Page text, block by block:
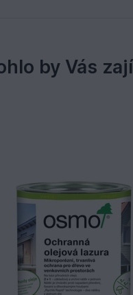
by Vás